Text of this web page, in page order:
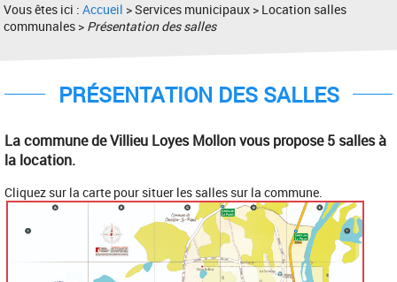
Vous êtes ici :Accueil > Services municipaux > Location salles
communales > Présentation des salles
PRÉSENTATION DES SALLES
La commune de Villieu Loyes Mollon vous propose 5 salles à
la location.
Cliquez sur la carte pour situer les salles sur la commune.